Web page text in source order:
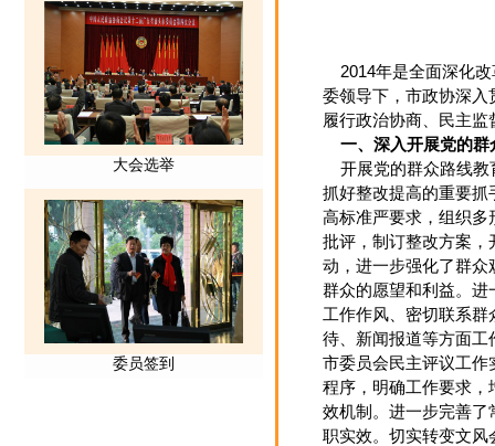
2014年是全面深化改
委领导下，市政协深
履行政治协商、民主
一、深入开展党的
开展党的群众路线教
抓好整改提高的重要
高标准严要求，组织
批评，制订整改方案
动，进一步强化了群
群众的愿望和利益。
工作作风、密切联系
待、新闻报道等方面工
市委员会民主评议工
程序，明确工作要求，
效机制。进一步完善
职实效。切实转变文风